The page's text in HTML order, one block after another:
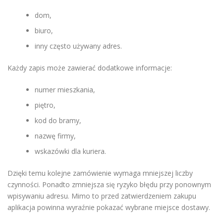
dom,
biuro,
inny często używany adres.
Każdy zapis może zawierać dodatkowe informacje:
numer mieszkania,
piętro,
kod do bramy,
nazwę firmy,
wskazówki dla kuriera.
Dzięki temu kolejne zamówienie wymaga mniejszej liczby
czynności. Ponadto zmniejsza się ryzyko błędu przy ponownym
wpisywaniu adresu. Mimo to przed zatwierdzeniem zakupu
aplikacja powinna wyraźnie pokazać wybrane miejsce dostawy.